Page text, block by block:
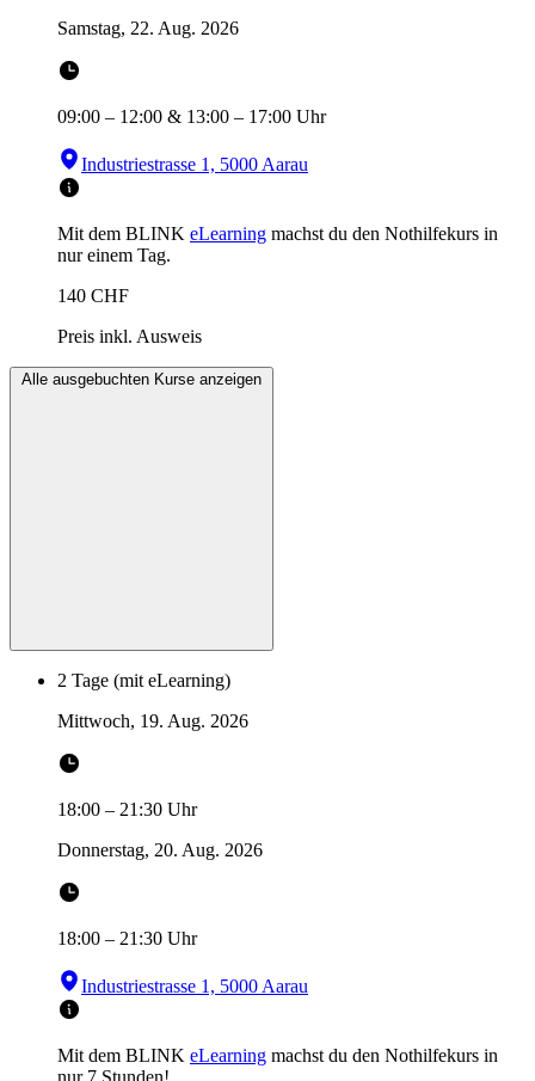
Samstag, 22. Aug. 2026
09:00 – 12:00 & 13:00 – 17:00 Uhr
Industriestrasse 1, 5000 Aarau
Mit dem BLINK eLearning machst du den Nothilfekurs in
nur einem Tag.
140 CHF
Preis inkl. Ausweis
Alle ausgebuchten Kurse anzeigen
2 Tage (mit eLearning)
Mittwoch, 19. Aug. 2026
18:00 – 21:30 Uhr
Donnerstag, 20. Aug. 2026
18:00 – 21:30 Uhr
Industriestrasse 1, 5000 Aarau
Mit dem BLINK eLearning machst du den Nothilfekurs in
nur 7 Stunden!